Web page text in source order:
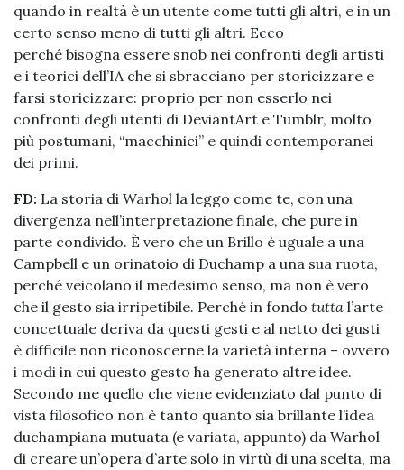
quando in realtà è un utente come tutti gli altri, e in un
certo senso meno di tutti gli altri. Ecco
perché bisogna essere snob nei confronti degli artisti
e i teorici dell’IA che si sbracciano per storicizzare e
farsi storicizzare: proprio per non esserlo nei
confronti degli utenti di DeviantArt e Tumblr, molto
più postumani, “macchinici” e quindi contemporanei
dei primi.
FD: La storia di Warhol la leggo come te, con una
divergenza nell’interpretazione finale, che pure in
parte condivido. È vero che un Brillo è uguale a una
Campbell e un orinatoio di Duchamp a una sua ruota,
perché veicolano il medesimo senso, ma non è vero
che il gesto sia irripetibile. Perché in fondo tutta l’arte
concettuale deriva da questi gesti e al netto dei gusti
è difficile non riconoscerne la varietà interna – ovvero
i modi in cui questo gesto ha generato altre idee.
Secondo me quello che viene evidenziato dal punto di
vista filosofico non è tanto quanto sia brillante l’idea
duchampiana mutuata (e variata, appunto) da Warhol
di creare un’opera d’arte solo in virtù di una scelta, ma